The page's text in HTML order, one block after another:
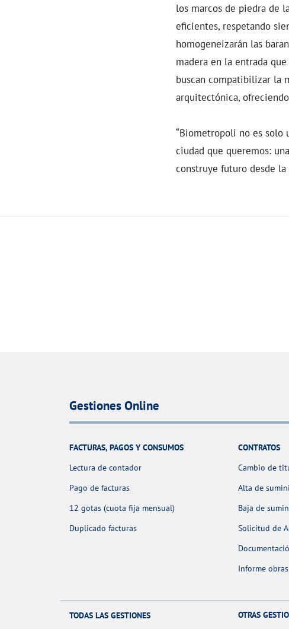
los marcos de piedra de
eficientes, respetando
homogeneizarán las
madera en la entrada
buscan compatibilizar la
arquitectónica,
“Biometropoli no es solo
ciudad que queremos:
construye futuro desde
Gestiones Online
FACTURAS, PAGOS Y CONSUMOS
Lectura de contador
Pago de facturas
12 gotas (cuota fija mensual)
Duplicado facturas
CONTRATOS
Cambio de
Alta de
Baja de
Solicitud de
Informe obras
TODAS LAS GESTIONES
OTRAS